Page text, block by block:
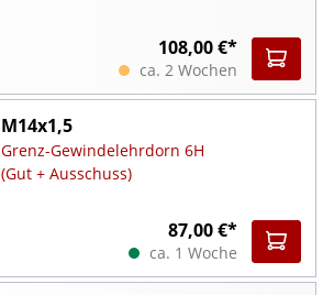
108,00 €*
ca. 2 Wochen
M14x1,5
Grenz-Gewindelehrdorn 6H
(Gut + Ausschuss)
87,00 €*
ca. 1 Woche